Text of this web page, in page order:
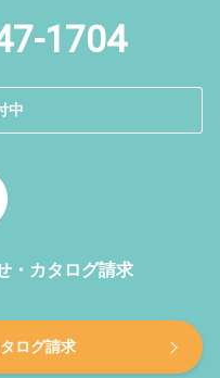
1704
中
・カタログ請求
ログ請求